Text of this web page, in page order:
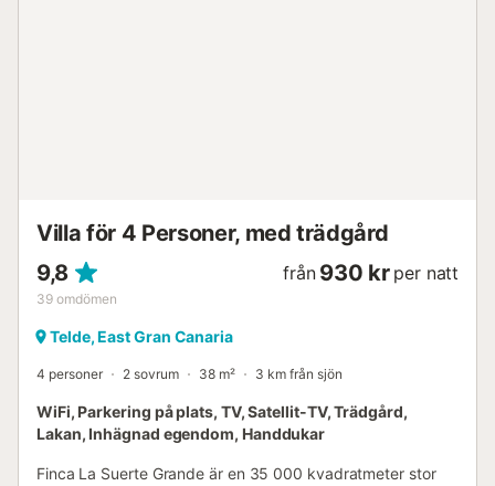
Villa för 4 Personer, med trädgård
9,8
39 omdömen
från 930 kr per natt
Telde, East Gran Canaria
4 personer 2 sovrum 38 m² 3 km från sjön
WiFi, Parkering på plats, TV, Satellit-TV, Trädgård,
Lakan, Inhägnad egendom, Handdukar
Finca La Suerte Grande är en 35 000 kvadratmeter stor